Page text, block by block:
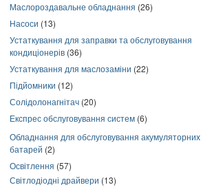
Маслороздавальне обладнання (26)
Насоси (13)
Устаткування для заправки та обслуговування
кондиціонерів (36)
Устаткування для маслозаміни (22)
Підйомники (12)
Солідолонагнітач (20)
Експрес обслуговування систем (6)
Обладнання для обслуговування акумуляторних
батарей (2)
Освітлення (57)
Світлодіодні драйвери (13)